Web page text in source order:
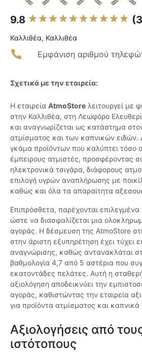
9.8
Καλλιθέα, Καλλιθέα
Εμφάνιση αριθμού
Σχετικά με την εταιρεία:
Η εταιρεία AtmoStore λειτουργεί με
στην Καλλιθέα, στη Λεωφόρο
και αναγνωρίζεται ως κατάστημα
ατμίσματος και των καπνικών ειδών.
γκάμα προϊόντων που καλύπτει τόσο
έμπειρους ατμιστές, προσφέροντας
ηλεκτρονικά τσιγάρα, διάφορους
επιλογή υγρών αναπλήρωσης με
καθώς και όλα τα απαραίτητα
Επιπρόσθετα, παρέχονται
ώστε να διασφαλίζεται μια
αγοράς. Η δέσμευση της AtmoStore
στην άριστη εξυπηρέτηση έχει τύχει
αναγνώρισης, καθώς αντανακλάται
βαθμολογία 4,7 από 5 αστέρια που
εκατοντάδες πελάτες. Αυτή η
αξιολόγηση αποδεικνύει την
αγοράς, καθιστώντας την εταιρεία
για προϊόντα ατμίσματος και καπνικά
Αξιολογήσεις από
ιστότοπους